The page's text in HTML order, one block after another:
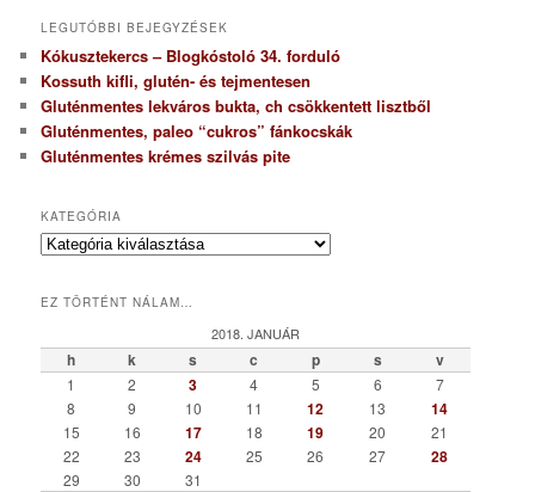
LEGUTÓBBI BEJEGYZÉSEK
Kókusztekercs – Blogkóstoló 34. forduló
Kossuth kifli, glutén- és tejmentesen
Gluténmentes lekváros bukta, ch csökkentett lisztből
Gluténmentes, paleo “cukros” fánkocskák
Gluténmentes krémes szilvás pite
KATEGÓRIA
K
e
r
EZ TÖRTÉNT NÁLAM…
2018. JANUÁR
h k s c p s v
1 2 3 4 5 6
7
8
9 10 11 12 13 14
15 16 17 18 19 20
21
22
23 24 25 26 27 28
29 30 31